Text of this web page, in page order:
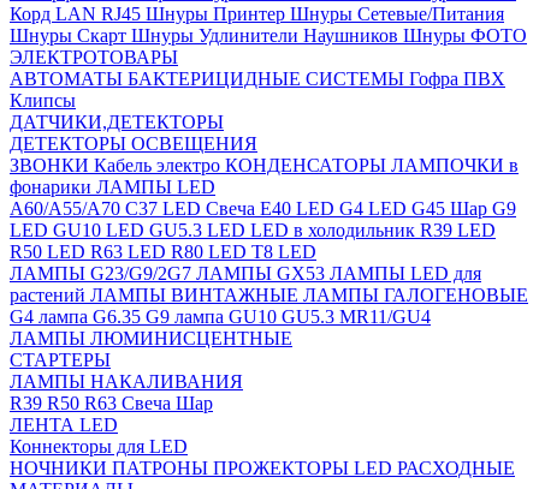
Корд LAN RJ45 Шнуры Принтер Шнуры Сетевые/Питания
Шнуры Скарт Шнуры Удлинители Наушников Шнуры ФОТО
ЭЛЕКТРОТОВАРЫ
АВТОМАТЫ БАКТЕРИЦИДНЫЕ СИСТЕМЫ Гофра ПВХ
Клипсы
ДАТЧИКИ,ДЕТЕКТОРЫ
ДЕТЕКТОРЫ ОСВЕЩЕНИЯ
ЗВОНКИ Кабель электро КОНДЕНСАТОРЫ ЛАМПОЧКИ в
фонарики ЛАМПЫ LED
A60/A55/A70 C37 LED Свеча E40 LED G4 LED G45 Шар G9
LED GU10 LED GU5.3 LED LED в холодильник R39 LED
R50 LED R63 LED R80 LED T8 LED
ЛАМПЫ G23/G9/2G7 ЛАМПЫ GX53 ЛАМПЫ LED для
растений ЛАМПЫ ВИНТАЖНЫЕ ЛАМПЫ ГАЛОГЕНОВЫЕ
G4 лампа G6.35 G9 лампа GU10 GU5.3 MR11/GU4
ЛАМПЫ ЛЮМИНИСЦЕНТНЫЕ
СТАРТЕРЫ
ЛАМПЫ НАКАЛИВАНИЯ
R39 R50 R63 Свеча Шар
ЛЕНТА LED
Коннекторы для LED
НОЧНИКИ ПАТРОНЫ ПРОЖЕКТОРЫ LED РАСХОДНЫЕ